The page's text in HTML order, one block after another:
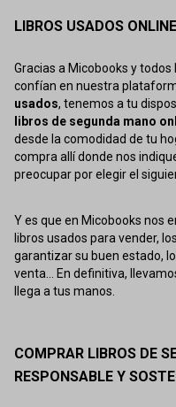
LIBROS USADOS
Gracias a Micobooks y
confían en nuestra
usados, tenemos a tu
libros de segunda mano
desde la comodidad de tu
compra allí donde nos
preocupar por elegir el
Y es que en Micobooks nos
libros usados para vender,
garantizar su buen estado,
venta... En definitiva,
llega a tus manos.
COMPRAR LIBROS DE
RESPONSABLE Y